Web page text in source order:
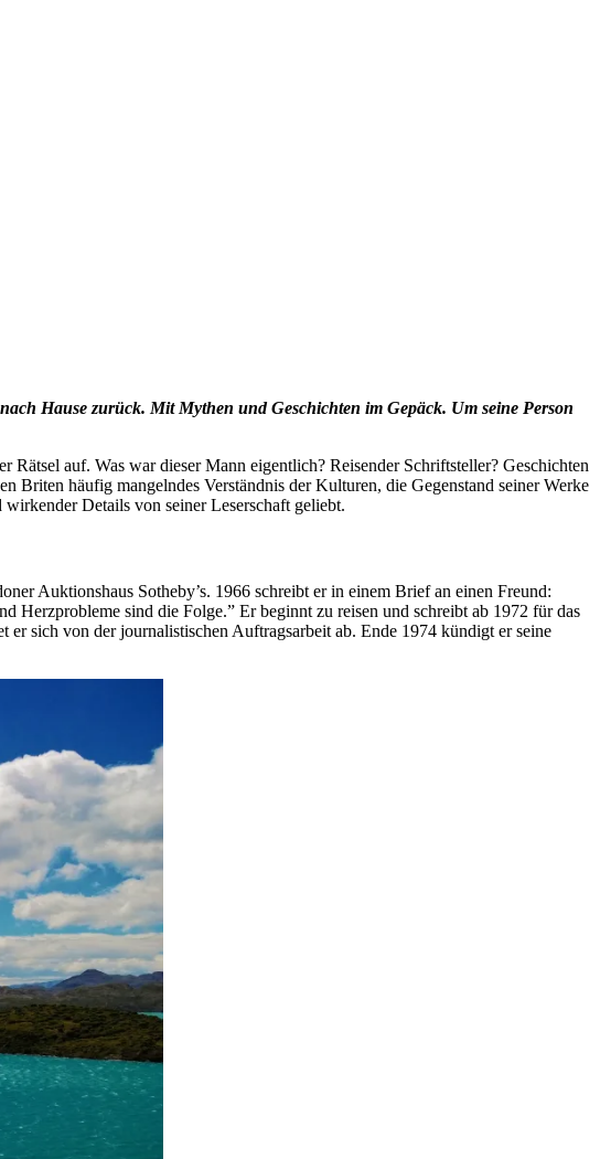
Hause zurück. Mit Mythen und Geschichten im Gepäck. Um seine Person
auf. Was war dieser Mann eigentlich? Reisender Schriftsteller? Geschichten
häufig mangelndes Verständnis der Kulturen, die Gegenstand seiner Werke
Details von seiner Leserschaft geliebt.
Auktionshaus Sotheby’s. 1966 schreibt er in einem Brief an einen Freund:
Herzprobleme sind die Folge.” Er beginnt zu reisen und schreibt ab 1972 für das
sich von der journalistischen Auftragsarbeit ab. Ende 1974 kündigt er seine